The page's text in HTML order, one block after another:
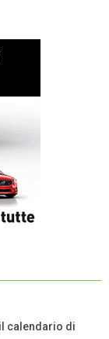
calendario di